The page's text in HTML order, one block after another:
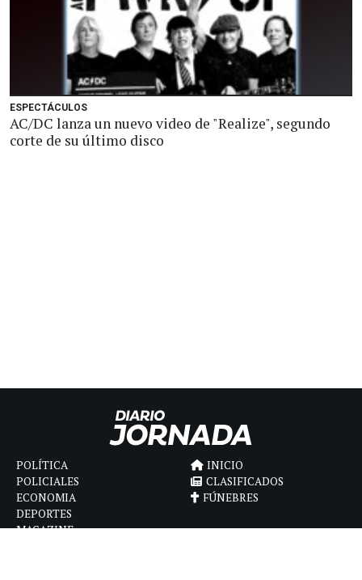
ESPECTÁCULOS
AC/DC lanza un nuevo video de "Realize", segundo
corte de su último disco
POLÍTICA
POLICIALES
ECONOMIA
DEPORTES
MAGAZINE
INICIO
CLASIFICADOS
FÚNEBRES